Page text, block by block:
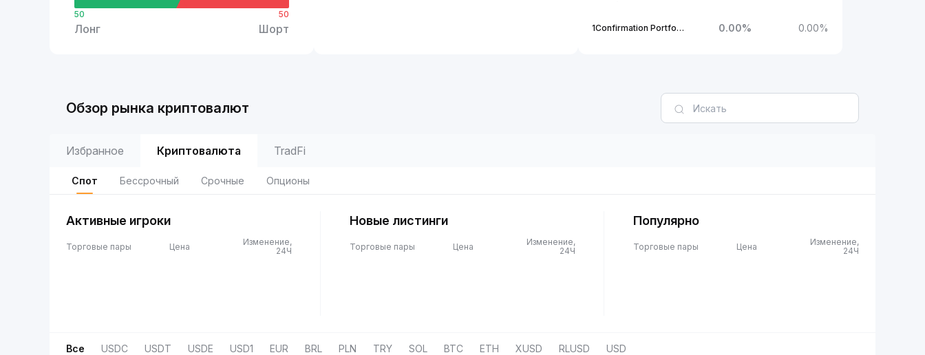
50
Лонг
50
Шорт 1Confirmation Portfolio 0.00% 0.00%
Обзор рынка криптовалют
Избранное Криптовалюта TradFi
Спот Бессрочный Срочные Опционы
Активные игроки
Торговые пары Цена
Изменение,
24Ч
Новые листинги
Торговые пары Цена
Изменение,
24Ч
Популярно
Торговые пары Цена
Изменение,
24Ч
Все USDC USDT USDE USD1 EUR BRL PLN TRY SOL BTC ETH XUSD RLUSD USD